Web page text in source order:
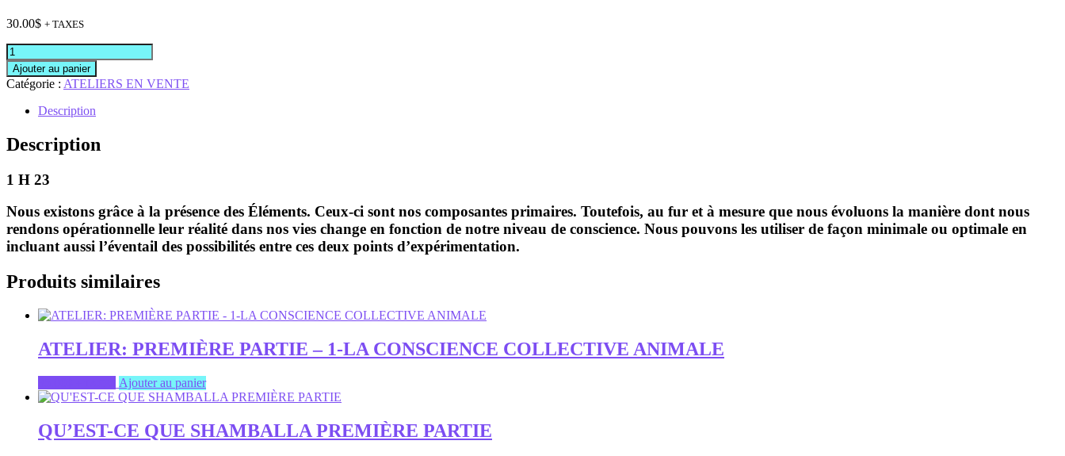
30.00$ + TAXES
quantité
de
2025-
ATELIER
21
SEPTEMBRE
ÉLÉMENTS
LES
DIMENSIONS
/3
E
LES
ELEMENTS
CONSCIENCE
PLANETAIRE
DIMENSIONS
Ajouter au panier
Catégorie : ATELIERS EN VENTE
Description
Description
1 H 23
Nous existons grâce à la présence des Éléments. Ceux-ci sont nos composantes primaires. Toutefois, au fur et à mesure que nous évoluons la manière dont nous
rendons opérationnelle leur réalité dans nos vies change en fonction de notre niveau de conscience. Nous pouvons les utiliser de façon minimale ou optimale en
incluant aussi l’éventail des possibilités entre ces deux points d’expérimentation.
Produits similaires
ATELIER: PREMIÈRE PARTIE – 1-LA CONSCIENCE COLLECTIVE ANIMALE
Ajouter au panier
QU’EST-CE QUE SHAMBALLA PREMIÈRE PARTIE